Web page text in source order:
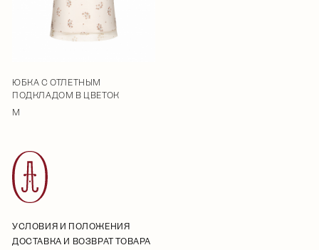
ЮБКА С ОТЛЕТНЫМ
ПОДКЛАДОМ В ЦВЕТОК
M
УСЛОВИЯ И ПОЛОЖЕНИЯ
ДОСТАВКА И ВОЗВРАТ ТОВАРА